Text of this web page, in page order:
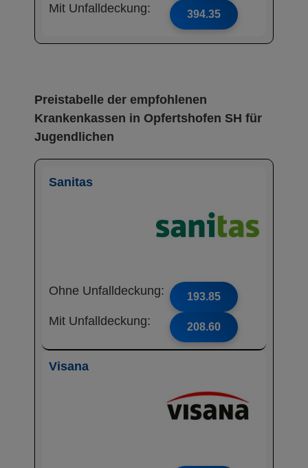
Mit Unfalldeckung: 394.35
Preistabelle der empfohlenen
Krankenkassen in Opfertshofen SH für
Jugendlichen
Sanitas
Ohne Unfalldeckung: 193.85
Mit Unfalldeckung: 208.60
Visana